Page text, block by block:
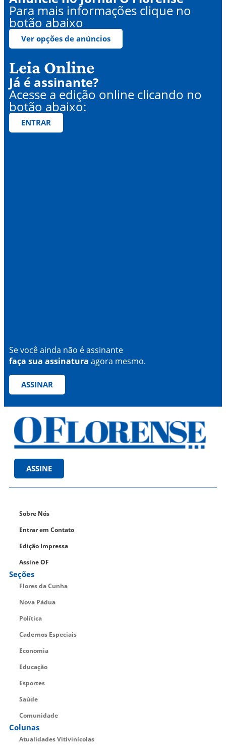
Para mais informações clique no
botão abaixo
Ver opções de anúncios
Leia Online
Já é assinante?
Acesse a edição online clicando no
botão abaixo:
ENTRAR
Se você ainda não é assinante
faça sua assinatura agora mesmo.
ASSINAR
ASSINE
Sobre Nós
Entrar em Contato
Edição Impressa
Assine OF
Seções
Flores da Cunha
Nova Pádua
Política
Cadernos Especiais
Economia
Educação
Esportes
Saúde
Comunidade
Colunas
Atualidades Vitivinícolas